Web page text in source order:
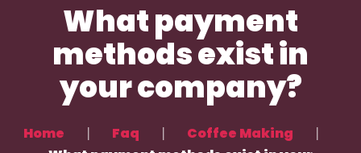
What payment
methods exist in
your company?
Home Faq
Coffee Making